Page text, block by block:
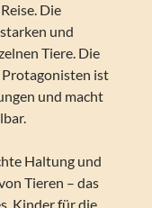
Die
und
Tiere. Die
ist
und macht
Haltung und
Tieren – das
Kinder für die